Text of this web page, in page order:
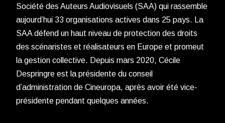
Société des Auteurs Audiovisuels (SAA) qui rassemble
aujourd’hui 33 organisations actives dans 25 pays. La
SAA défend un haut niveau de protection des droits
des scénaristes et réalisateurs en Europe et promeut
la gestion collective. Depuis mars 2020, Cécile
Despringre est la présidente du conseil
d’administration de Cineuropa, après avoir été vice-
présidente pendant quelques années.